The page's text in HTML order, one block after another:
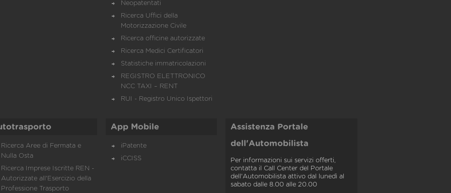
Neopatentati
Ricerca Uffici della
Motorizzazione Civile
Ricerca officine autorizzate
Ricerca Medici Certificatori
Statistiche immatricolazioni
REGISTRO ELETTRONICO
NCC TAXI – RENT
RUI - Registro Unico Ispettori
Ricerca Aree di Fermata e
Nulla Osta
Ricerca Imprese Iscritte REN -
Autorizzate all'Esercizio della
Professione Trasporto
App Mobile
iPatente
iCCISS
Assistenza Portale
dell'Automobilista
Per informazioni sui servizi offerti,
contatta il Call Center del Portale
dell'Automobilista attivo dal lunedì al
sabato dalle 8.00 alle 20.00